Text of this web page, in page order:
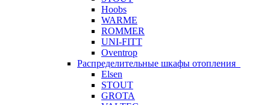
Hoobs
WARME
ROMMER
UNI-FITT
Oventrop
Распределительные шкафы отопления
Elsen
STOUT
GROTA